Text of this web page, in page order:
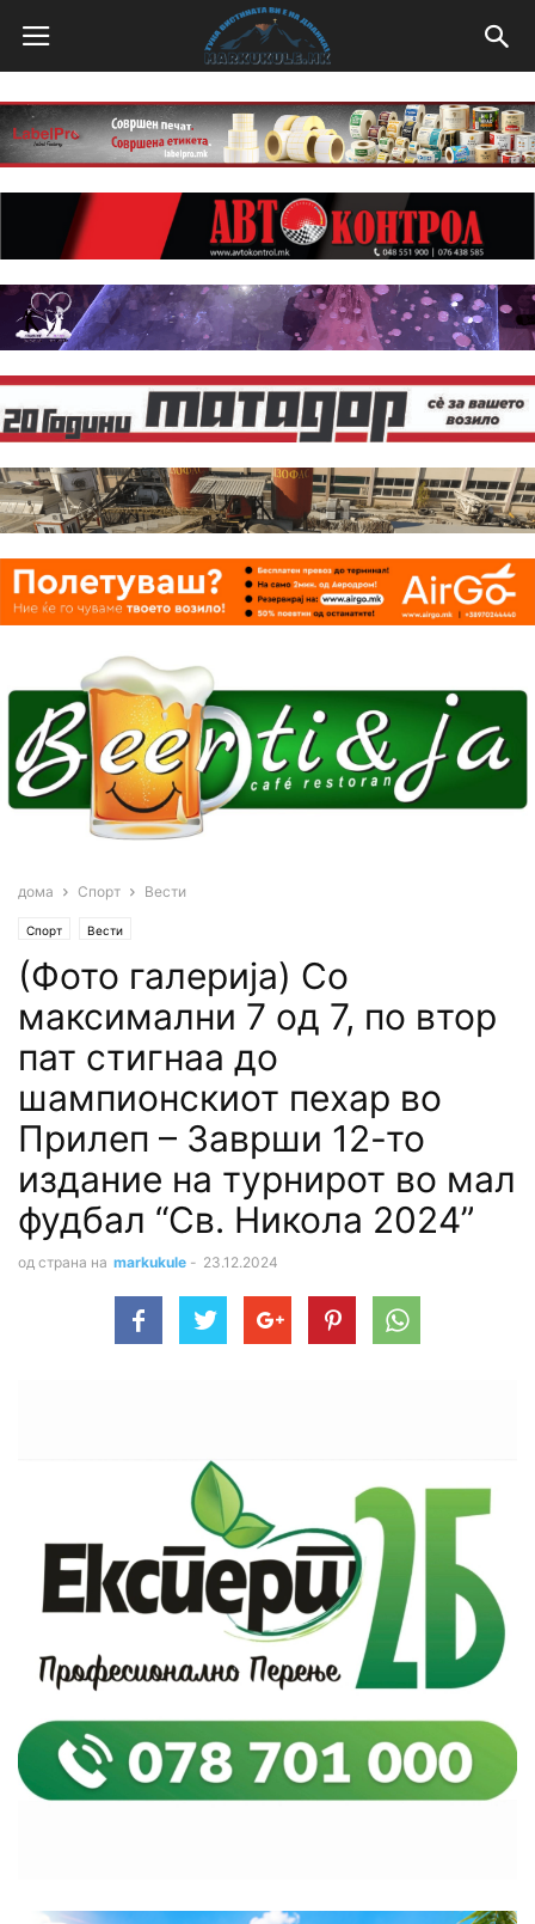
дома Спорт Вести
Спорт Вести
(Фото галерија) Со
максимални 7 од 7, по втор
пат стигнаа до
шампионскиот пехар во
Прилеп – Заврши 12-то
издание на турнирот во мал
фудбал “Св. Никола 2024”
од страна на markukule - 23.12.2024